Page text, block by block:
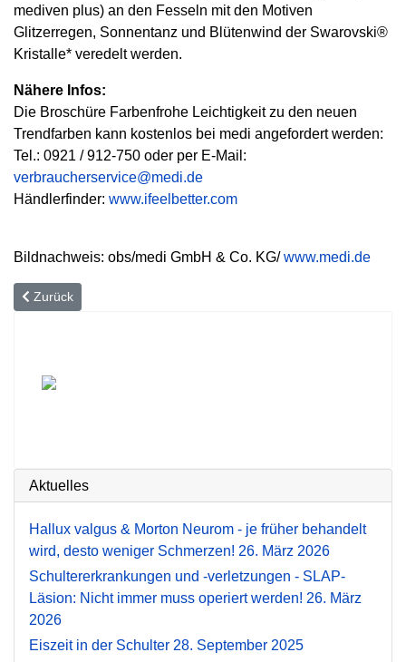
mediven plus) an den Fesseln mit den Motiven
Glitzerregen, Sonnentanz und Blütenwind der Swarovski®
Kristalle* veredelt werden.
Nähere Infos:
Die Broschüre Farbenfrohe Leichtigkeit zu den neuen
Trendfarben kann kostenlos bei medi angefordert werden:
Tel.: 0921 / 912-750 oder per E-Mail:
verbraucherservice@medi.de
Händlerfinder: www.ifeelbetter.com
Bildnachweis: obs/medi GmbH & Co. KG/www.medi.de
Vorheriger Beitrag: Passgenaue Therapie zum Anziehen
Zurück
Aktuelles
Hallux valgus & Morton Neurom - je früher behandelt
wird, desto weniger Schmerzen! 26. März 2026
Schultererkrankungen und -verletzungen - SLAP-
Läsion: Nicht immer muss operiert werden! 26. März
2026
Eiszeit in der Schulter 28. September 2025